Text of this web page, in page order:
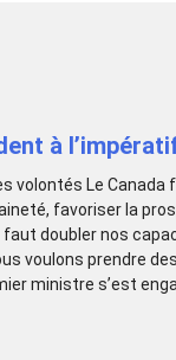
à
volontés Le
favoriser la
doubler nos
voulons prendre
ministre s’est